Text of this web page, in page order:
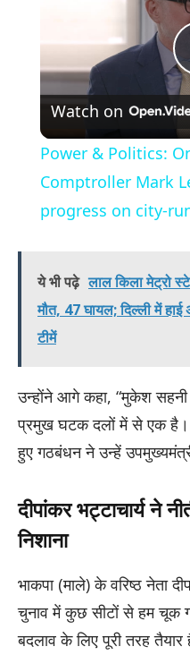
Watch on
Power & Politics:
Comptroller Mark
progress on city-
ये भी पढ़े लाल किला मेट्रो
मौत, 47 घायल; दिल्ली में
टीमें
उन्होंने आगे कहा, “मुकेश सहनी
प्रमुख घटक दलों में से एक है।
हुए गठबंधन ने उन्हें
दीपांकर भट्टाचार्य ने
निशाना
भाकपा (माले) के वरिष्ठ नेता
चुनाव में कुछ सीटों से हम चूक
बदलाव के लिए पूरी तरह